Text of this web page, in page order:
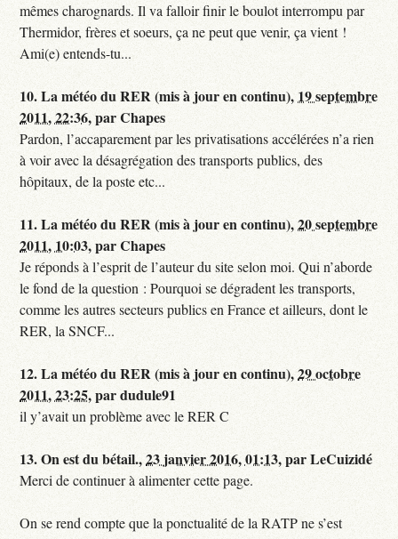
mêmes charognards. Il va falloir finir le boulot interrompu par
Thermidor, frères et soeurs, ça ne peut que venir, ça vient !
Ami(e) entends-tu...
10.La météo du RER (mis à jour en continu), 19 septembre
2011, 22:36,parChapes
Pardon, l’accaparement par les privatisations accélérées n’a rien
à voir avec la désagrégation des transports publics, des
hôpitaux, de la poste etc...
11.La météo du RER (mis à jour en continu),20 septembre
2011, 10:03,parChapes
Je réponds à l’esprit de l’auteur du site selon moi. Qui n’aborde
le fond de la question : Pourquoi se dégradent les transports,
comme les autres secteurs publics en France et ailleurs, dont le
RER, la SNCF...
12.La météo du RER (mis à jour en continu),29 octobre
2011, 23:25,pardudule91
il y’avait un problème avec le RER C
13.On est du bétail.,23 janvier 2016, 01:13,parLeCuizidé
Merci de continuer à alimenter cette page.
On se rend compte que la ponctualité de la RATP ne s’est